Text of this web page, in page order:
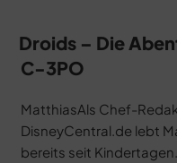
Mandalorian“
Droids – Die
C-3PO
MatthiasAls Chef-
DisneyCentral.de lebt
bereits seit